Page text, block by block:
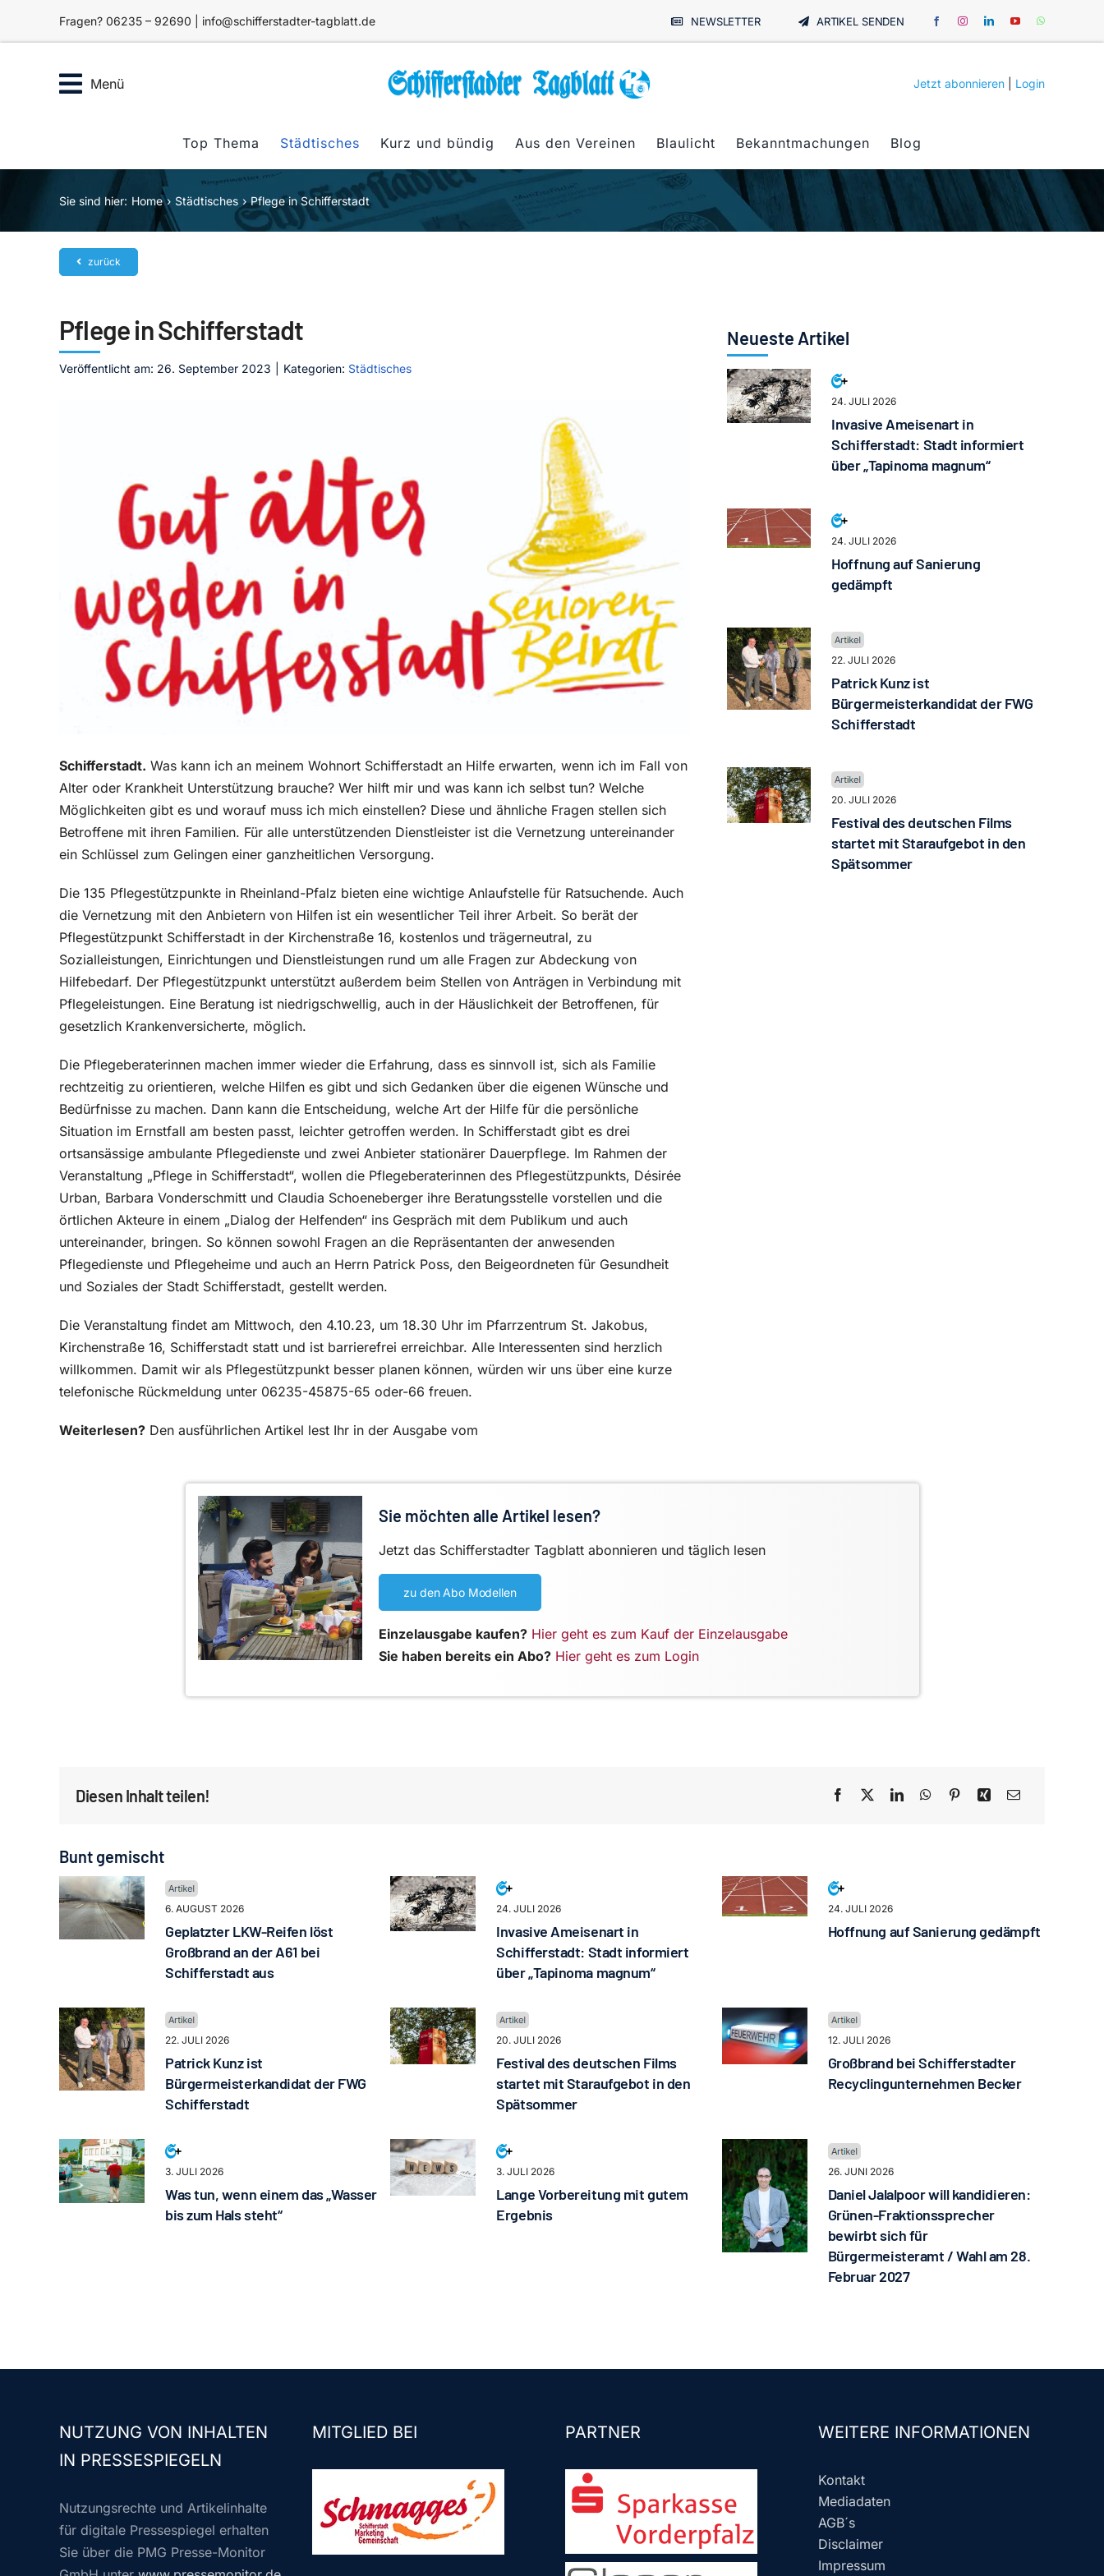
Fragen? 06235 – 92690 | info@schifferstadter-tagblatt.de NEWSLETTER ARTIKEL SENDEN
Menü Jetzt abonnieren Login
Top Thema Städtisches Kurz und bündig Aus den Vereinen Blaulicht Bekanntmachungen Blog
Sie sind hier: Home Städtisches Pflege in Schifferstadt
zurück
Pflege in Schifferstadt
Veröffentlicht am: 26. September 2023 Kategorien: Städtisches
Schifferstadt. Was kann ich an meinem Wohnort Schifferstadt an Hilfe erwarten, wenn ich im Fall von
Alter oder Krankheit Unterstützung brauche? Wer hilft mir und was kann ich selbst tun? Welche
Möglichkeiten gibt es und worauf muss ich mich einstellen? Diese und ähnliche Fragen stellen sich
Betroffene mit ihren Familien. Für alle unterstützenden Dienstleister ist die Vernetzung untereinander
ein Schlüssel zum Gelingen einer ganzheitlichen Versorgung.
Die 135 Pflegestützpunkte in Rheinland-Pfalz bieten eine wichtige Anlaufstelle für Ratsuchende. Auch
die Vernetzung mit den Anbietern von Hilfen ist ein wesentlicher Teil ihrer Arbeit. So berät der
Pflegestützpunkt Schifferstadt in der Kirchenstraße 16, kostenlos und trägerneutral, zu
Sozialleistungen, Einrichtungen und Dienstleistungen rund um alle Fragen zur Abdeckung von
Hilfebedarf. Der Pflegestützpunkt unterstützt außerdem beim Stellen von Anträgen in Verbindung mit
Pflegeleistungen. Eine Beratung ist niedrigschwellig, auch in der Häuslichkeit der Betroffenen, für
gesetzlich Krankenversicherte, möglich.
Die Pflegeberaterinnen machen immer wieder die Erfahrung, dass es sinnvoll ist, sich als Familie
rechtzeitig zu orientieren, welche Hilfen es gibt und sich Gedanken über die eigenen Wünsche und
Bedürfnisse zu machen. Dann kann die Entscheidung, welche Art der Hilfe für die persönliche
Situation im Ernstfall am besten passt, leichter getroffen werden. In Schifferstadt gibt es drei
ortsansässige ambulante Pflegedienste und zwei Anbieter stationärer Dauerpflege. Im Rahmen der
Veranstaltung „Pflege in Schifferstadt“, wollen die Pflegeberaterinnen des Pflegestützpunkts, Désirée
Urban, Barbara Vonderschmitt und Claudia Schoeneberger ihre Beratungsstelle vorstellen und die
örtlichen Akteure in einem „Dialog der Helfenden“ ins Gespräch mit dem Publikum und auch
untereinander, bringen. So können sowohl Fragen an die Repräsentanten der anwesenden
Pflegedienste und Pflegeheime und auch an Herrn Patrick Poss, den Beigeordneten für Gesundheit
und Soziales der Stadt Schifferstadt, gestellt werden.
Die Veranstaltung findet am Mittwoch, den 4.10.23, um 18.30 Uhr im Pfarrzentrum St. Jakobus,
Kirchenstraße 16, Schifferstadt statt und ist barrierefrei erreichbar. Alle Interessenten sind herzlich
willkommen. Damit wir als Pflegestützpunkt besser planen können, würden wir uns über eine kurze
telefonische Rückmeldung unter 06235-45875-65 oder-66 freuen.
Weiterlesen? Den ausführlichen Artikel lest Ihr in der Ausgabe vom
Neueste Artikel
24. JULI 2026
Invasive Ameisenart in
Schifferstadt: Stadt informiert
über „Tapinoma magnum“
24. JULI 2026
Hoffnung auf Sanierung
gedämpft
22. JULI 2026
Patrick Kunz ist
Bürgermeisterkandidat der FWG
Schifferstadt
20. JULI 2026
Festival des deutschen Films
startet mit Staraufgebot in den
Spätsommer
Sie möchten alle Artikel lesen?
Jetzt das Schifferstadter Tagblatt abonnieren und täglich lesen
zu den Abo Modellen
Einzelausgabe kaufen? Hier geht es zum Kauf der Einzelausgabe
Sie haben bereits ein Abo? Hier geht es zum Login
Diesen Inhalt teilen!
Bunt gemischt
6. AUGUST 2026
Geplatzter LKW-Reifen löst
Großbrand an der A61 bei
Schifferstadt aus
24. JULI 2026
Invasive Ameisenart in
Schifferstadt: Stadt informiert
über „Tapinoma magnum“
24. JULI 2026
Hoffnung auf Sanierung gedämpft
22. JULI 2026
Patrick Kunz ist
Bürgermeisterkandidat der FWG
Schifferstadt
20. JULI 2026
Festival des deutschen Films
startet mit Staraufgebot in den
Spätsommer
12. JULI 2026
Großbrand bei Schifferstadter
Recyclingunternehmen Becker
3. JULI 2026
Was tun, wenn einem das „Wasser
bis zum Hals steht“
3. JULI 2026
Lange Vorbereitung mit gutem
Ergebnis
26. JUNI 2026
Daniel Jalalpoor will kandidieren:
Grünen-Fraktionssprecher
bewirbt sich für
Bürgermeisteramt / Wahl am 28.
Februar 2027
NUTZUNG VON INHALTEN
IN PRESSESPIEGELN
Nutzungsrechte und Artikelinhalte
für digitale Pressespiegel erhalten
Sie über die PMG Presse-Monitor
MITGLIED BEI PARTNER WEITERE INFORMATIONEN
Kontakt
Mediadaten
AGB´s
Disclaimer
Impressum